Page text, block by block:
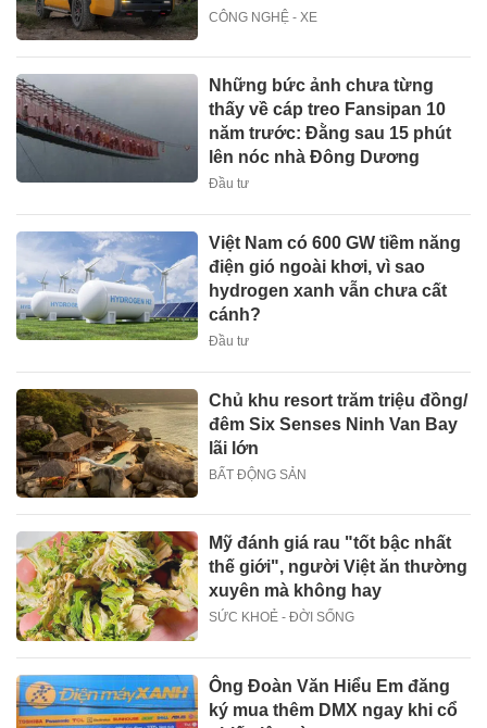
CÔNG NGHỆ - XE
Những bức ảnh chưa từng
thấy về cáp treo Fansipan 10
năm trước: Đằng sau 15 phút
lên nóc nhà Đông Dương
Đầu tư
Việt Nam có 600 GW tiềm năng
điện gió ngoài khơi, vì sao
hydrogen xanh vẫn chưa cất
cánh?
Đầu tư
Chủ khu resort trăm triệu đồng/
đêm Six Senses Ninh Van Bay
lãi lớn
BẤT ĐỘNG SẢN
Mỹ đánh giá rau "tốt bậc nhất
thế giới", người Việt ăn thường
xuyên mà không hay
SỨC KHOẺ - ĐỜI SỐNG
Ông Đoàn Văn Hiểu Em đăng
ký mua thêm DMX ngay khi cổ